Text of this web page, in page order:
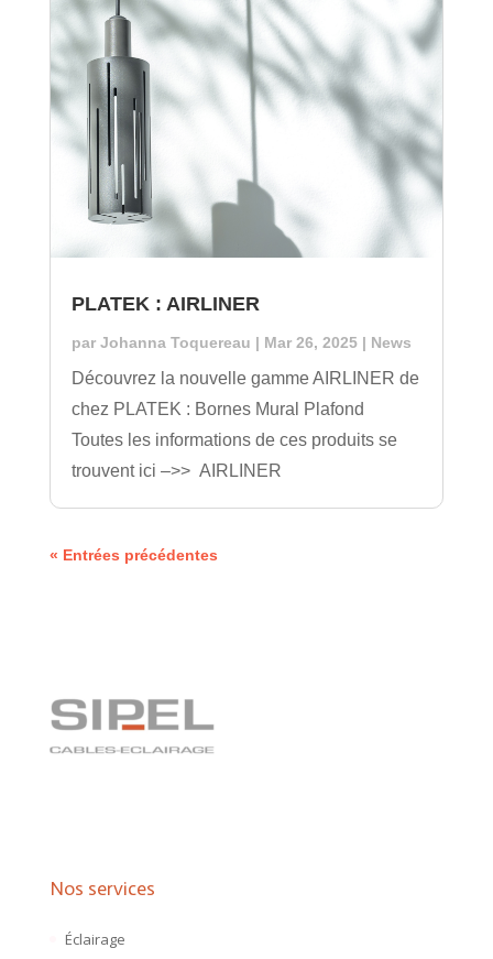
PLATEK : AIRLINER
par Johanna Toquereau | Mar 26, 2025| News
Découvrez la nouvelle gamme AIRLINER de
chez PLATEK : Bornes Mural Plafond
Toutes les informations de ces produits se
trouvent ici –>> AIRLINER
« Entrées précédentes
Nos services
Éclairage